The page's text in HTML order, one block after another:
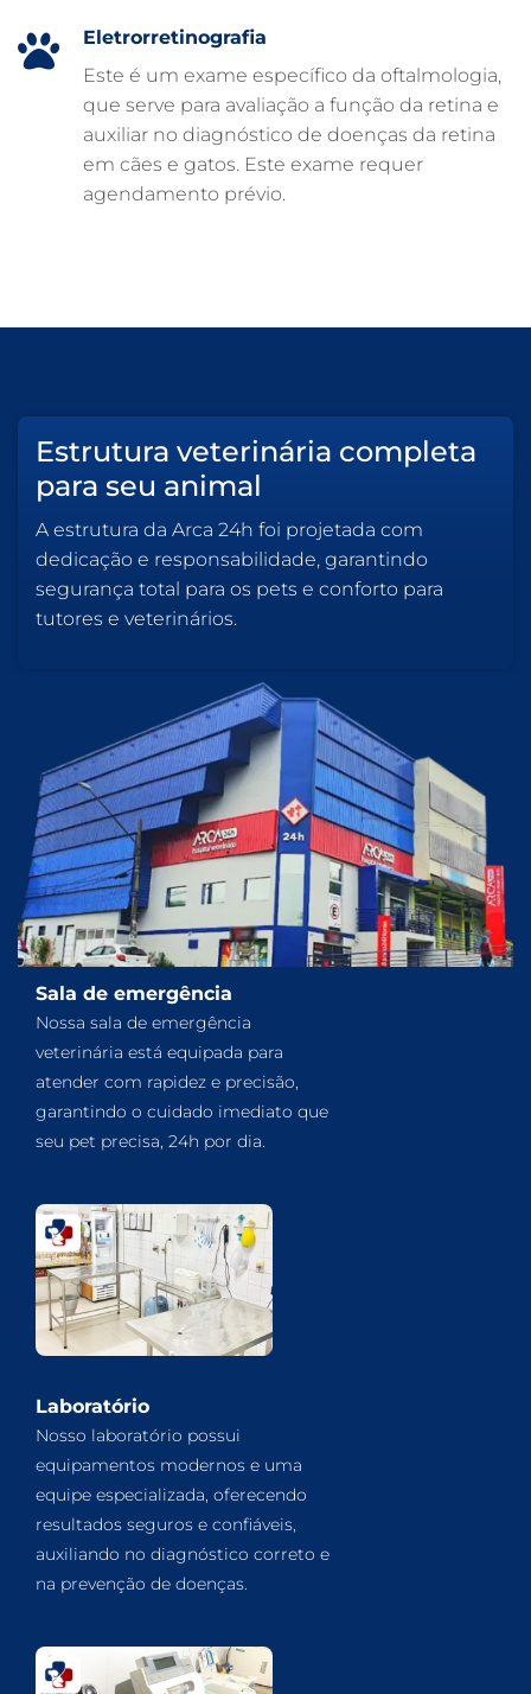
ATENDIMENTO VETERINÁRIO
Eletrorretinografia
Este é um exame específico da oftalmologia,
que serve para avaliação a função da retina e
auxiliar no diagnóstico de doenças da retina
em cães e gatos. Este exame requer
agendamento prévio.
Estrutura veterinária completa
para seu animal
A estrutura da Arca 24h foi projetada com
dedicação e responsabilidade, garantindo
segurança total para os pets e conforto para
tutores e veterinários.
Sala de emergência
Nossa sala de emergência
veterinária está equipada para
atender com rapidez e precisão,
garantindo o cuidado imediato que
seu pet precisa, 24h por dia.
Laboratório
Nosso laboratório possui
equipamentos modernos e uma
equipe especializada, oferecendo
resultados seguros e confiáveis,
auxiliando no diagnóstico correto e
na prevenção de doenças.